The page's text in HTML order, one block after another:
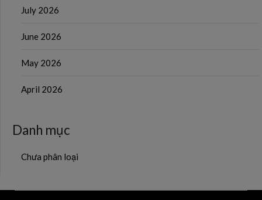
July 2026
June 2026
May 2026
April 2026
Danh mục
Chưa phân loại